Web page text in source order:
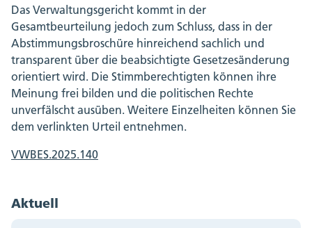
Das Verwaltungsgericht kommt in der
Gesamtbeurteilung jedoch zum Schluss, dass in der
Abstimmungsbroschüre hinreichend sachlich und
transparent über die beabsichtigte Gesetzesänderung
orientiert wird. Die Stimmberechtigten können ihre
Meinung frei bilden und die politischen Rechte
unverfälscht ausüben. Weitere Einzelheiten können Sie
dem verlinkten Urteil entnehmen.
VWBES.2025.140
Aktuell